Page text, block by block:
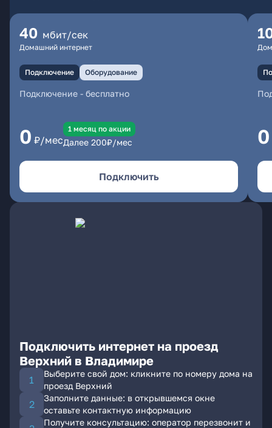
40 мбит/сек
Домашний интернет
Подключение Оборудование
Подключение - бесплатно
0 ₽/мес
1 месяц по акции
Далее 200₽/мес
Подключить
0
Подключить интернет на проезд
Верхний в Владимире
Выберите свой дом: кликните по номеру дома на
проезд Верхний
Заполните данные: в открывшемся окне
оставьте контактную информацию
Получите консультацию: оператор перезвонит и